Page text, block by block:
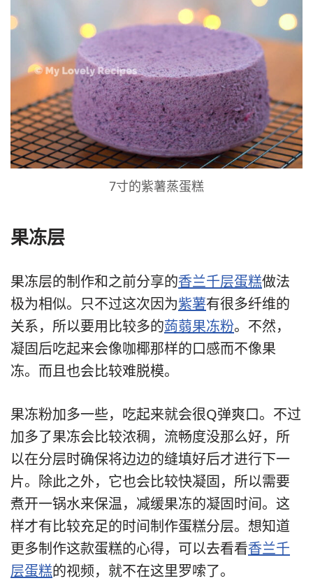
7寸的紫薯蒸蛋糕
果冻层
果冻层的制作和之前分享的香兰千层蛋糕做法
极为相似。只不过这次因为紫薯有很多纤维的
关系，所以要用比较多的蒟蒻果冻粉。不然，
凝固后吃起来会像咖椰那样的口感而不像果
冻。而且也会比较难脱模。
果冻粉加多一些，吃起来就会很Q弹爽口。不过
加多了果冻会比较浓稠，流畅度没那么好，所
以在分层时确保将边边的缝填好后才进行下一
片。除此之外，它也会比较快凝固，所以需要
煮开一锅水来保温，减缓果冻的凝固时间。这
样才有比较充足的时间制作蛋糕分层。想知道
更多制作这款蛋糕的心得，可以去看看香兰千
层蛋糕的视频，就不在这里罗嗦了。